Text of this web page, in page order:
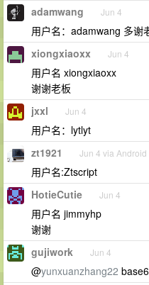
adamwang Jun 4
用户名：adamwang 多谢
xiongxiaoxx Jun 4
用户名 xiongxiaoxx
谢谢老板
jxxl Jun 4
用户名：lytlyt
zt1921 Jun 4 via Android
用户名:Ztscript
HotieCutie Jun 4
用户名 jimmyhp
谢谢
gujiwork Jun 4
@yunxuanzhang22